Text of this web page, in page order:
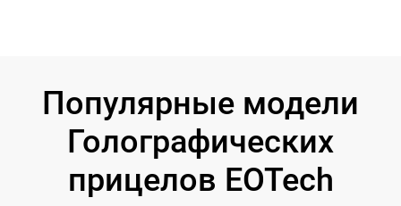
Популярные модели
Голографических
прицелов EOTech